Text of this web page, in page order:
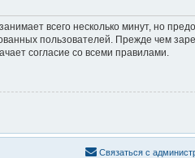
всего несколько минут, но
пользователей. Прежде чем
согласие со всеми правилами.
Связаться с